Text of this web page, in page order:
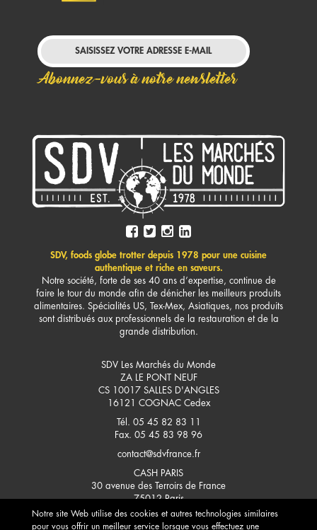
Abonnez-vous à notre newsletter
SDV, foods globe trotter depuis 1978 pour une cuisine
authentique et riche en saveurs.
Notre société, forte de ses 40 ans d’expertise, continue de
faire le tour du monde afin de dénicher les meilleurs produits
alimentaires. Spécialités US, Tex-Mex, Asiatiques, nos produits
sont distribués aux professionnels de la restauration et de la
grande distribution.
SDV Les Marchés du Monde
ZA LE PONT NEUF
CS 10017 SALLES D'ANGLES
16121
COGNAC Cedex
Tél. 05 45 82 83 11
Fax. 05 45 83 98 96
contact@sdvfrance.fr
CASH PARIS
30 avenue des Terroirs de France
75012 Paris
CONTACTEZ-NOUS
Notre site Web utilise des cookies et autres technologies similaires
pour vous offrir un meilleur service lorsque vous effectuez une